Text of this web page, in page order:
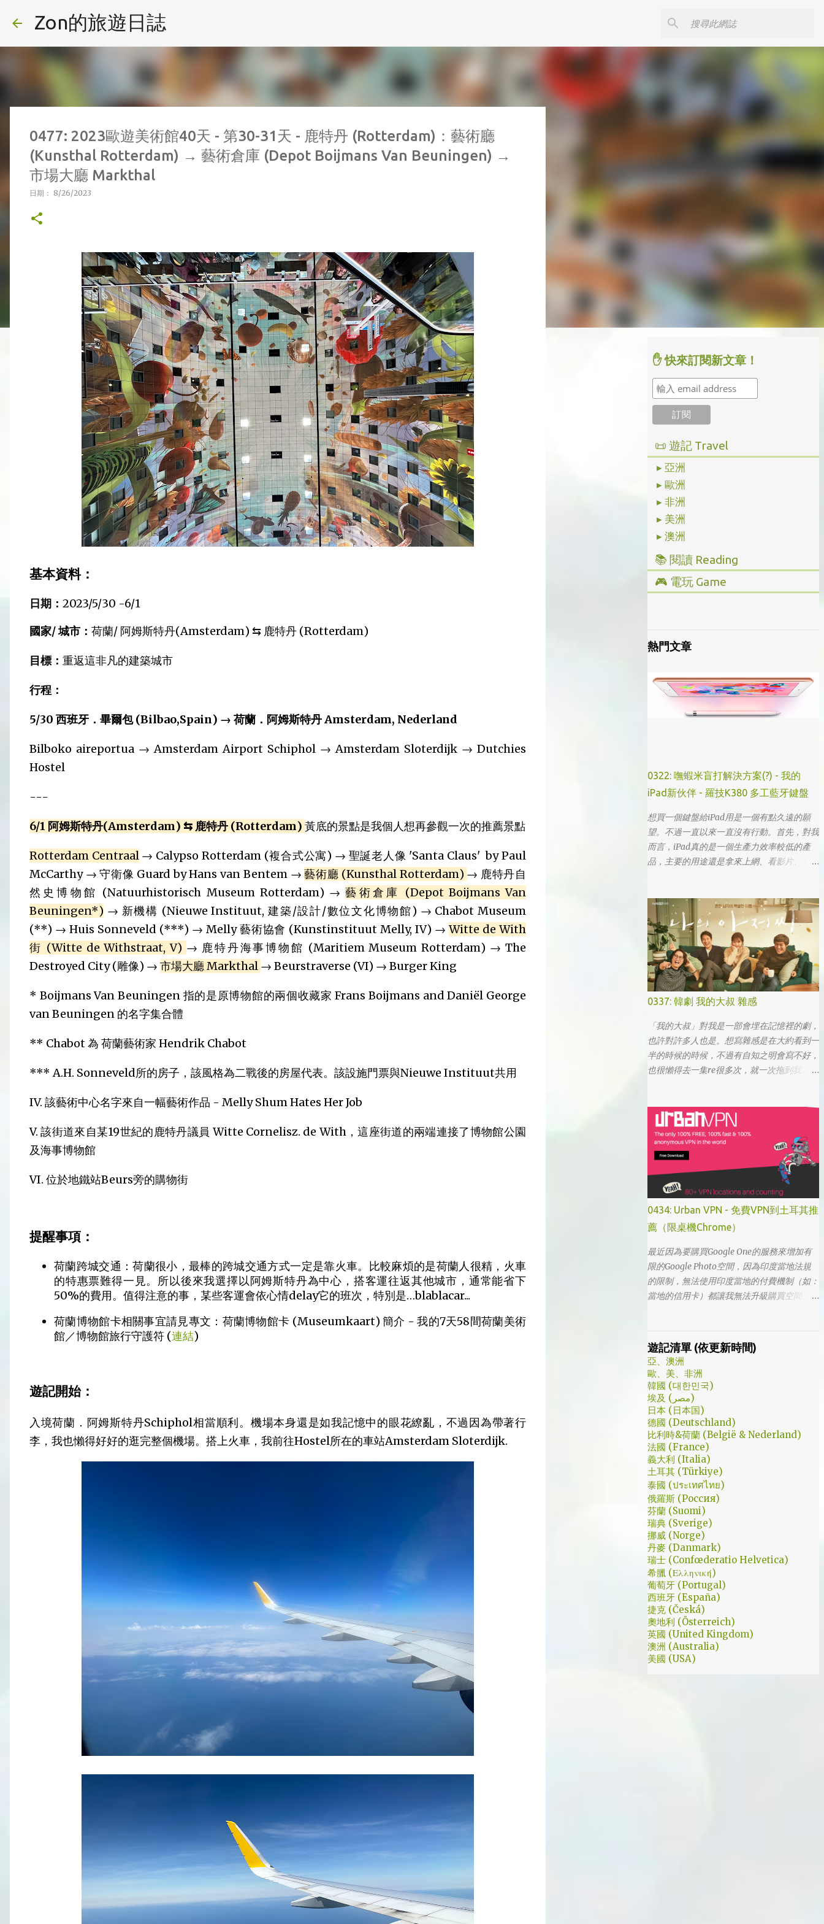
Zon的旅遊日誌
0477: 2023歐遊美術館40天 - 第30-31天 - 鹿特丹 (Rotterdam)：藝術廳
(Kunsthal Rotterdam) → 藝術倉庫 (Depot Boijmans Van Beuningen) →
市場大廳 Markthal
日期： 8/26/2023
基本資料：
日期： 2023/5/30 -6/1
國家/ 城市： 荷蘭/ 阿姆斯特丹(Amsterdam) ⇆ 鹿特丹 (Rotterdam)
目標： 重返這非凡的建築城市
行程：
5/30 西班牙．畢爾包 (Bilbao,Spain) → 荷蘭．阿姆斯特丹 Amsterdam, Nederland
Bilboko aireportua → Amsterdam Airport Schiphol → Amsterdam Sloterdijk → Dutchies
Hostel
---
6/1 阿姆斯特丹(Amsterdam) ⇆ 鹿特丹 (Rotterdam) 黃底的景點是我個人想再參觀一次的推薦景點
Rotterdam Centraal→ Calypso Rotterdam (複合式公寓) → 聖誕老人像 'Santa Claus' by Paul
McCarthy → 守衛像 Guard by Hans van Bentem →藝術廳 (Kunsthal Rotterdam) → 鹿特丹自
然史博物館 (Natuurhistorisch Museum Rotterdam) →藝術倉庫 (Depot Boijmans Van
Beuningen*) → 新機構 (Nieuwe Instituut, 建築/設計/數位文化博物館) → Chabot Museum
(**) → Huis Sonneveld (***) → Melly 藝術協會 (Kunstinstituut Melly, IV) →Witte de With
街 (Witte de Withstraat, V) → 鹿特丹海事博物館 (Maritiem Museum Rotterdam) → The
Destroyed City (雕像) → 市場大廳 Markthal → Beurstraverse (VI) → Burger King
* Boijmans Van Beuningen 指的是原博物館的兩個收藏家 Frans Boijmans and Daniël George
van Beuningen 的名字集合體
** Chabot 為 荷蘭藝術家 Hendrik Chabot
*** A.H. Sonneveld所的房子，該風格為二戰後的房屋代表。該設施門票與Nieuwe Instituut共用
IV. 該藝術中心名字來自一幅藝術作品 - Melly Shum Hates Her Job
V. 該街道來自某19世紀的鹿特丹議員 Witte Cornelisz. de With，這座街道的兩端連接了博物館公園
及海事博物館
VI. 位於地鐵站Beurs旁的購物街
提醒事項：
荷蘭跨城交通：荷蘭很小，最棒的跨城交通方式一定是靠火車。比較麻煩的是荷蘭人很精，火車
的特惠票難得一見。所以後來我選擇以阿姆斯特丹為中心，搭客運往返其他城市，通常能省下
50%的費用。值得注意的事，某些客運會依心情delay它的班次，特別是…blablacar...
荷蘭博物館卡相關事宜請見專文：荷蘭博物館卡 (Museumkaart) 簡介 - 我的7天58間荷蘭美術
館／博物館旅行守護符 (連結)
遊記開始：
入境荷蘭．阿姆斯特丹Schiphol相當順利。機場本身還是如我記憶中的眼花繚亂，不過因為帶著行
李，我也懶得好好的逛完整個機場。搭上火車，我前往Hostel所在的車站Amsterdam Sloterdijk.
✋ 快來訂閱新文章！
📜 遊記 Travel
▸ 亞洲
▸ 歐洲
▸ 非洲
▸ 美洲
▸ 澳洲
📚 閱讀 Reading
▸ 投資理財
▸ 藝術設計
🎮 電玩 Game
熱門文章
0322: 嘸蝦米盲打解決方案(?) - 我的
iPad新伙伴 - 羅技K380 多工藍牙鍵盤
想買一個鍵盤給iPad用是一個有點久遠的願
望。不過一直以來一直沒有行動。首先，對我
而言，iPad真的是一個生產力效率較低的產
品，主要的用途還是拿來上網、看影片、看小
出不太想帶滑鼠，所以動作還是比較慢)，這
兩者還是有效率多了。 想來想去，iPad能夠
比電腦還有生產力的部份可能會落在畫圖這一
塊吧... 可惜大一畫了一個學期的蛋之後，我就
知道我在這一塊應該是沒啥天份的XD
0337: 韓劇 我的大叔 雜感
「我的大叔」對我是一部會埋在記憶裡的劇，
也許對許多人也是。想寫雜感是在大約看到一
半的時候的時候，不過有自知之明會寫不好，
也很懶得去一集re很多次，就一次拖到我人生
的，想說該不會為了要創造話題，所以硬拍一
部老少配的題材吧。加上男女主角都不認識，
所以一直到播出了三、四集開始好評不斷，加
上面臨了美、日、韓劇的劇荒，個人又特愛喪
劇，我硬是在找出來看了一次…。 不得不說，
開頭的辦公室場景，打昆蟲的的情節和打在代
表頭上奇異動畫，讓我以為這是次世代的搞笑
辦公室劇。第一集看完的時候，說真的還真不
知道這部劇集要表達什麼 - 因為開頭讓我覺得
無厘頭的場景和後續開始步入至安的黑暗世
界，讓我好難入戲。 為什麼要作這飄蟲視角?
為什麼要加這些星星? 所以當我推這部戲給朋
友的時候，我和朋友說一定要撐過第一集，過
我還是在劇荒中，再重看第一集，意外的覺得
發現角色們的另外一面。像是大叔上班時原來
是講冷笑話的高手；至安那張毫無感情的臉，
讓人恐懼；另外大叔老婆偷情偷的天經地義，
無負擔，也讓我嚇到。 看這鏡頭有時候都不
知道老婆怎麼會回心轉意。 如同版友們所津
津樂道的，這部劇的細節很多，值得細細品嚐
的對話其實摘錄不完。但對我而言整部劇會燒
了起來，應該是從第四集，大叔把至安找進辦
公室談判開始 - 因為在當下風向完全測不出
來。這太不韓劇了；接著至安把都俊永代表玩
弄掌心的談判…這倒底是怎麼樣風格的劇集，
難倒是推理劇嗎? 但是主角三兄弟與媽媽的鬥
嘴，這不應該是家庭劇嗎? 說到家庭劇，這部
劇我第一個哭點和男女主角無關，而是在大哥
被罵，媽媽放下便當離開，之後對他微笑的那
場戲。然後我知道，我放不下這部劇了。 但
這編劇藥下的好猛，同一集還不肯放手。結尾
細節就不說了，硬是收的漂亮 - 這麼棒的劇才
第四集，不禁讓我倍感期待，也開始每週期待
上演的時間。 還加了Prison Break的梗，剛好
我就是PB的劇迷呀!!! 這應該是很感人的橋
0434: Urban VPN - 免費VPN到土耳其推
薦（限桌機Chrome）
最近因為要購買Google One的服務來增加有
限的Google Photo空間，因為印度當地法規
的限制，無法使用印度當地的付費機制（如：
當地的信用卡）都讓我無法升級購買空間。因
不少，而且還bundle了不少近年常提到的
VPN，像是NordVPN/ Surfshark等…但因為這
些VPN服務都已經沒有免費的試用期了… 在花
了幾個小時試了一下，目前與大家推薦的是
Urban VPN
遊記清單 (依更新時間)
亞、澳洲
歐、美、非洲
韓國 (대한민국)
埃及 (مصر)
日本 (日本国)
德國 (Deutschland)
比利時&荷蘭 (België & Nederland)
法國 (France)
義大利 (Italia)
土耳其 (Türkiye)
泰國 (ประเทศไทย)
俄羅斯 (Россия)
芬蘭 (Suomi)
瑞典 (Sverige)
挪威 (Norge)
丹麥 (Danmark)
瑞士 (Confœderatio Helvetica)
希臘 (Ελληνική)
葡萄牙 (Portugal)
西班牙 (España)
捷克 (Česká)
奧地利 (Österreich)
英國 (United Kingdom)
澳洲 (Australia)
美國 (USA)